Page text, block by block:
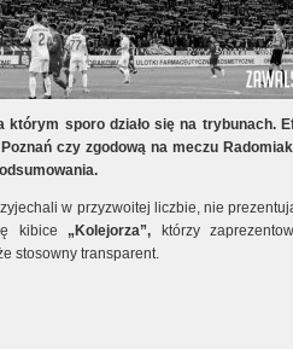
którym sporo działo się na trybunach.
czy zgodową na meczu
w przyzwoitej liczbie, nie
kibice „Kolejorza”, którzy
stosowny transparent.